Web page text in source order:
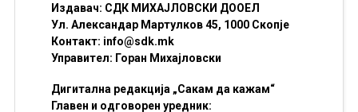
Издавач: СДК МИХАЈЛОВСКИ ДООЕЛ
Ул. Александар Мартулков 45, 1000 Скопје
Контакт: info@sdk.mk
Управител: Горан Михајловски
Дигитална редакција „Сакам да кажам“
Главен и одговорен уредник: